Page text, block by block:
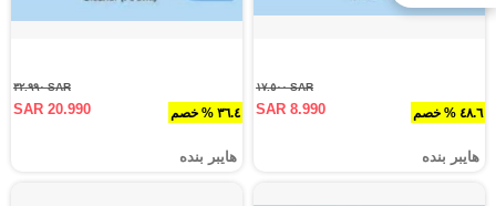
٤٨.٦ % خصم
SAR ١٧.٥٠٠
SAR 8.990
هايبر بنده
٣٦.٤ % خصم
SAR ٣٢.٩٩٠
SAR 20.990
هايبر بنده